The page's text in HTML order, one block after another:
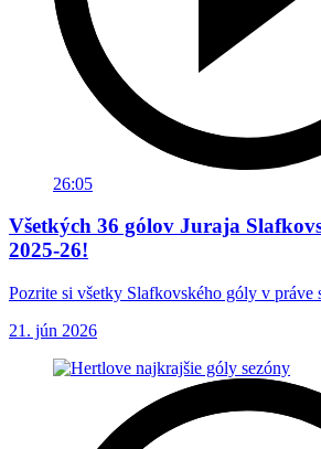
26:05
Všetkých 36 gólov Juraja
2025-26!
Pozrite si všetky Slafkovského góly v práve
21. jún 2026